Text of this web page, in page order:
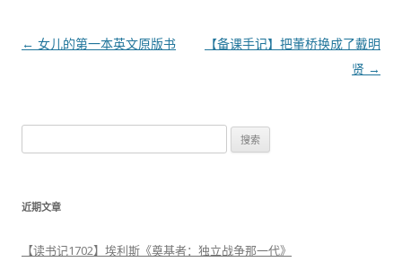
文
← 女儿的第一本英文原版书
【备课手记】把董桥换成了戴明
贤 →
索
近期文章
【读书记1702】埃利斯《奠基者：独立战争那一代》